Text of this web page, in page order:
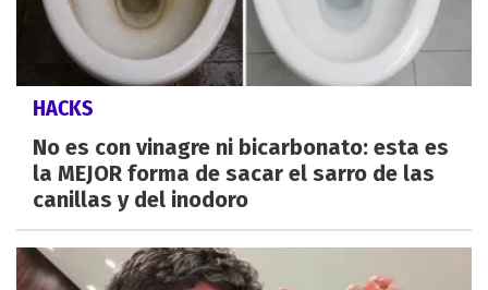
HACKS
No es con vinagre ni bicarbonato: esta es
la MEJOR forma de sacar el sarro de las
canillas y del inodoro